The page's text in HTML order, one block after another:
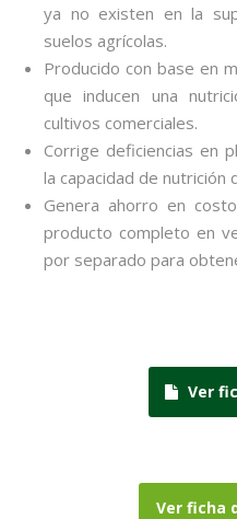
ya no existen en la
suelos agrícolas.
Producido con base en
que inducen una
cultivos comerciales.
Corrige deficiencias en
la capacidad de nutrición
Genera ahorro en
producto completo en
por separado para
Ver
Ver ficha